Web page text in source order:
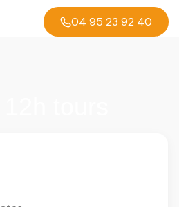
04 95 23 92 40